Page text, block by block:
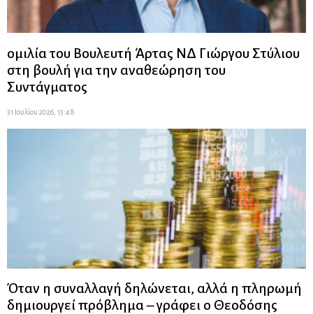
ομιλία του Βουλευτή Άρτας ΝΔ Γιώργου Στύλιου
στη βουλή για την αναθεώρηση του
Συντάγματος
31 Ιουλίου 2026, 13:48
Όταν η συναλλαγή δηλώνεται, αλλά η πληρωμή
δημιουργεί πρόβλημα – γράφει ο Θεοδόσης